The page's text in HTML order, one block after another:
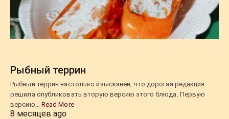
Рыбный террин
Рыбный террин настолько изысканен, что дорогая редакция
решила опубликовать вторую версию этого блюда. Первую
версию… Read More
8 месяцев ago